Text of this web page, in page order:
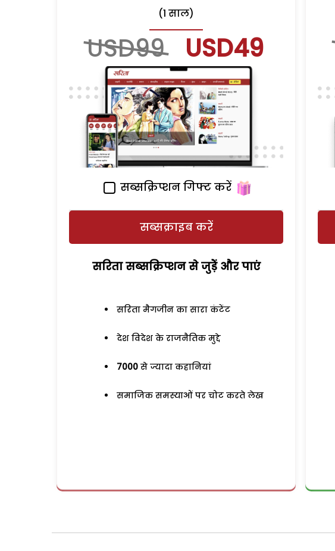
(1 साल)
USD99 USD49
सब्सक्रिप्शन गिफ्ट करें
सब्सक्राइब करें
सरिता सब्सक्रिप्शन से जुड़ेें और पाएं
सरिता मैगजीन का सारा कंटेंट
देश विदेश के राजनैतिक मुद्दे
7000 से ज्यादा कहानियां
समाजिक समस्याओं पर चोट करते लेख